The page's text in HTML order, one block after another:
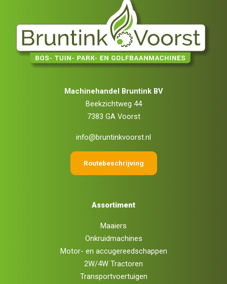
Machinehandel Bruntink BV
Beekzichtweg 44
7383 GA Voorst
info@bruntinkvoorst.nl
Routebeschrijving
Assortiment
Maaiers
Onkruidmachines
Motor- en accugereedschappen
2W/4W Tractoren
Transportvoertuigen